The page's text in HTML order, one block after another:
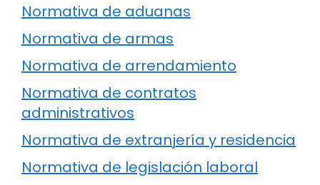
Normativa de aduanas
Normativa de armas
Normativa de arrendamiento
Normativa de contratos
administrativos
Normativa de extranjería y residencia
Normativa de legislación laboral